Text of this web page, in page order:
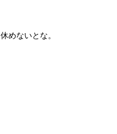
めないとな。